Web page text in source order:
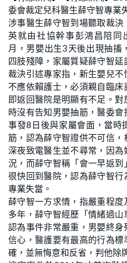
u
t
e
d
e
d
:
2
5
.
6
4
%
委會裁定兒科醫生薛守智專業
涉事醫生薛守智到場聽取裁
英就由社協幹事彭鴻昌陪同
月，男嬰出生3天後出現抽搐
四肢殘障，家屬質疑薛守智
裁決引述專家指，新生嬰兒
不應依賴護士，必須親自臨
即返回醫院是明顯有不足。
時沒有告知男嬰抽筋，醫委
事發8日後與家屬會面，當時
筋，認為薛守智證供不可信
深夜致電醫生並不尋常，因
況，而薛守智稱「會一早返
很快回到醫院，認為薛守智
專業失當。
薛守智一方求情，指嚴重程
多年，薛守智經歷「情緒過
認為事件非常嚴重，男嬰終
信心，醫護要有最高的行為
確，並無悔意和反省，判他除